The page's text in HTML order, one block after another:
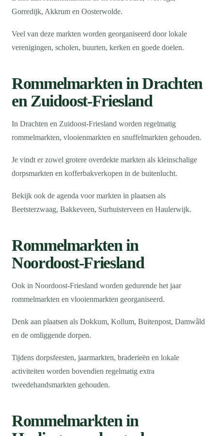
Gorredijk, Akkrum en Oosterwolde.
Veel van deze markten worden georganiseerd door lokale
verenigingen, scholen, buurten, kerken en goede doelen.
Rommelmarkten in Drachten
en Zuidoost-Friesland
In Drachten en Zuidoost-Friesland worden regelmatig
rommelmarkten, vlooienmarkten en snuffelmarkten gehouden.
Je vindt er zowel grotere overdekte markten als kleinschalige
dorpsmarkten en kofferbakverkopen in de buitenlucht.
Bekijk ook de agenda voor markten in plaatsen als
Beetsterzwaag, Bakkeveen, Surhuisterveen en Haulerwijk.
Rommelmarkten in
Noordoost-Friesland
Ook in Noordoost-Friesland worden gedurende het jaar
rommelmarkten en vlooienmarkten georganiseerd.
Denk aan plaatsen als Dokkum, Kollum, Buitenpost, Damwâld
en de omliggende dorpen.
Tijdens dorpsfeesten, jaarmarkten, braderieën en lokale
activiteiten worden bovendien regelmatig extra
tweedehandsmarkten gehouden.
Rommelmarkten in